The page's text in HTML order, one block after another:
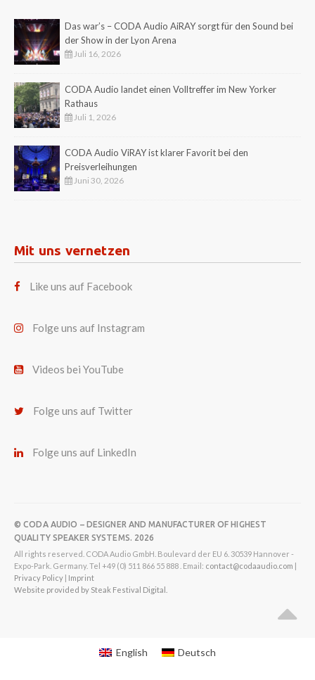
Das war’s – CODA Audio AiRAY sorgt für den Sound bei
der Show in der Lyon Arena
Juli 16, 2026
CODA Audio landet einen Volltreffer im New Yorker
Rathaus
Juli 1, 2026
CODA Audio ViRAY ist klarer Favorit bei den
Preisverleihungen
Juni 30, 2026
Mit uns vernetzen
Like uns auf Facebook
Folge uns auf Instagram
Videos bei YouTube
Folge uns auf Twitter
Folge uns auf LinkedIn
© CODA AUDIO – DESIGNER AND MANUFACTURER OF HIGHEST
QUALITY SPEAKER SYSTEMS. 2026
All rights reserved. CODA Audio GmbH. Boulevard der EU 6. 30539 Hannover -
Expo-Park. Germany. Tel +49 (0) 511 866 55 888 . Email: contact@codaaudio.com |
Privacy Policy | Imprint
Website provided by Steak Festival Digital.
English Deutsch